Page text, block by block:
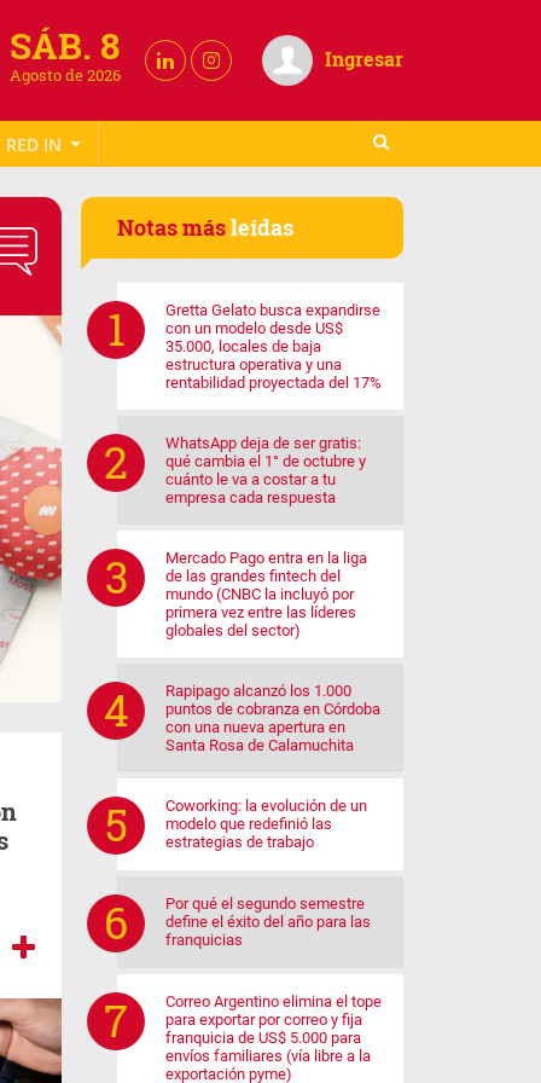
SÁB. 8
Agosto de 2026
Ingresar
RED IN
Notas másleídas
Gretta Gelato busca expandirse
con un modelo desde US$
35.000, locales de baja
estructura operativa y una
rentabilidad proyectada del 17%
WhatsApp deja de ser gratis:
qué cambia el 1° de octubre y
cuánto le va a costar a tu
empresa cada respuesta
Mercado Pago entra en la liga
de las grandes fintech del
mundo (CNBC la incluyó por
primera vez entre las líderes
globales del sector)
Rapipago alcanzó los 1.000
puntos de cobranza en Córdoba
con una nueva apertura en
Santa Rosa de Calamuchita
Coworking: la evolución de un
modelo que redefinió las
estrategias de trabajo
Por qué el segundo semestre
define el éxito del año para las
franquicias
Correo Argentino elimina el tope
para exportar por correo y fija
franquicia de US$ 5.000 para
envíos familiares (vía libre a la
exportación pyme)